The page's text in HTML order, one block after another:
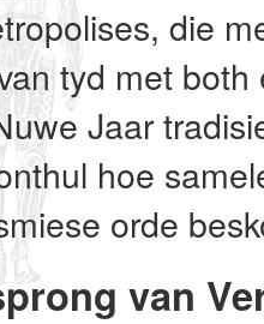
die
tyd met
Jaar
hoe
orde
van